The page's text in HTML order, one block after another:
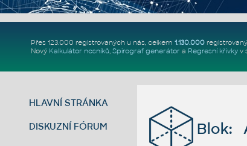
Přes 123.000 registrovaných u nás, celkem 1.130.000
Nový Kalkulátor nosníků, Spirograf generátor a Regresní křivkyv
HLAVNÍ STRÁNKA
DISKUZNÍ FÓRUM Blok: